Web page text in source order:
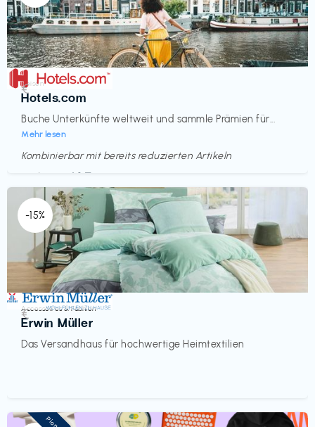
Reisen
Hotels.com
Buche Unterkünfte weltweit und sammle Prämien für...
Mehr lesen
€‎
Kombinierbar mit bereits reduzierten Artikeln
Endet in
<60 Tagen
-15%
Accessoires & Fashion
Erwin Müller
Das Versandhaus für hochwertige Heimtextilien
€‎